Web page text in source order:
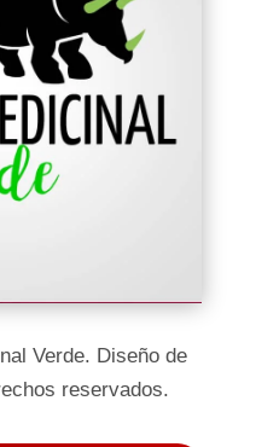
Verde. Diseño de
reservados.